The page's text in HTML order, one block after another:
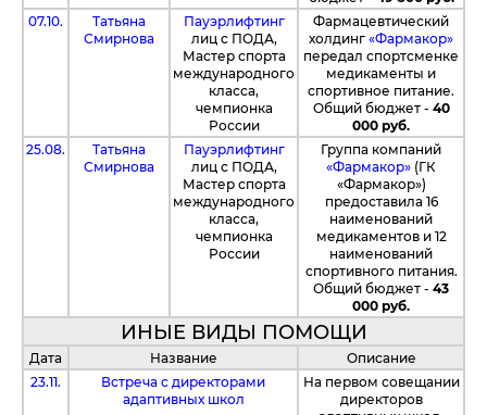
07.10.
Татьяна
Смирнова
Пауэрлифтинг
лиц c ПОДА,
Мастер спорта
международного
класса,
чемпионка
России
Фармацевтический
холдинг«Фармакор»
передал спортсменке
медикаменты и
спортивное питание.
Общий бюджет - 40
000 руб.
25.08.
Татьяна
Смирнова
Пауэрлифтинг
лиц c ПОДА,
Мастер спорта
международного
класса,
чемпионка
России
Группа компаний
«Фармакор» (ГК
«Фармакор»)
предоставила 16
наименований
медикаментов и 12
наименований
спортивного питания.
Общий бюджет - 43
000 руб.
ИНЫЕ ВИДЫ ПОМОЩИ
Дата Название
Описание
23.11.
Встреча с директорами
адаптивных школ
На первом совещании
директоров